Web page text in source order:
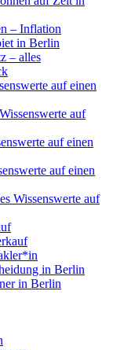
– Inflation
in Berlin
– alles
auf einen
auf
auf einen
auf einen
Wissenswerte auf
in Berlin
in Berlin